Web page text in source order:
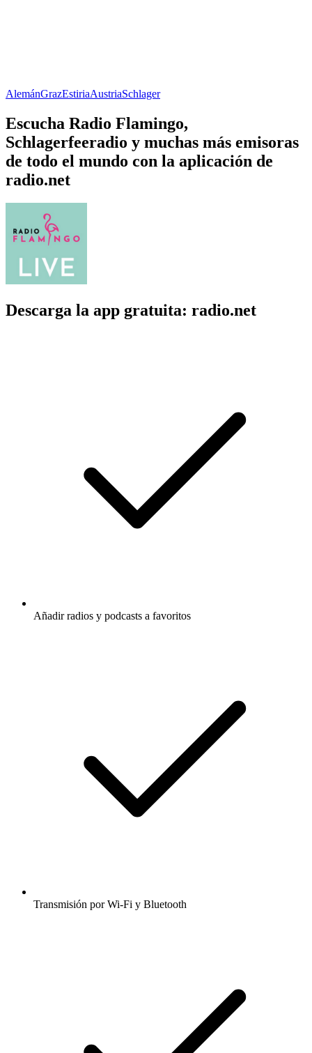
AlemánGrazEstiriaAustriaSchlager
Escucha Radio Flamingo,
Schlagerfeeradio y muchas más emisoras
de todo el mundo con la aplicación de
radio.net
Descarga la app gratuita: radio.net
Añadir radios y podcasts a favoritos
Transmisión por Wi-Fi y Bluetooth